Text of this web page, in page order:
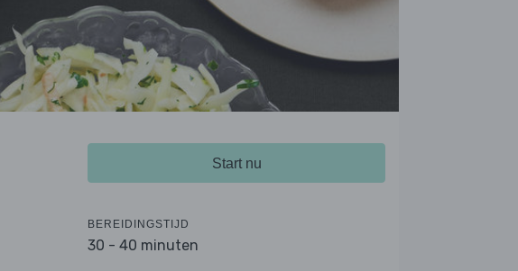
Start nu
BEREIDINGSTIJD
30 - 40 minuten